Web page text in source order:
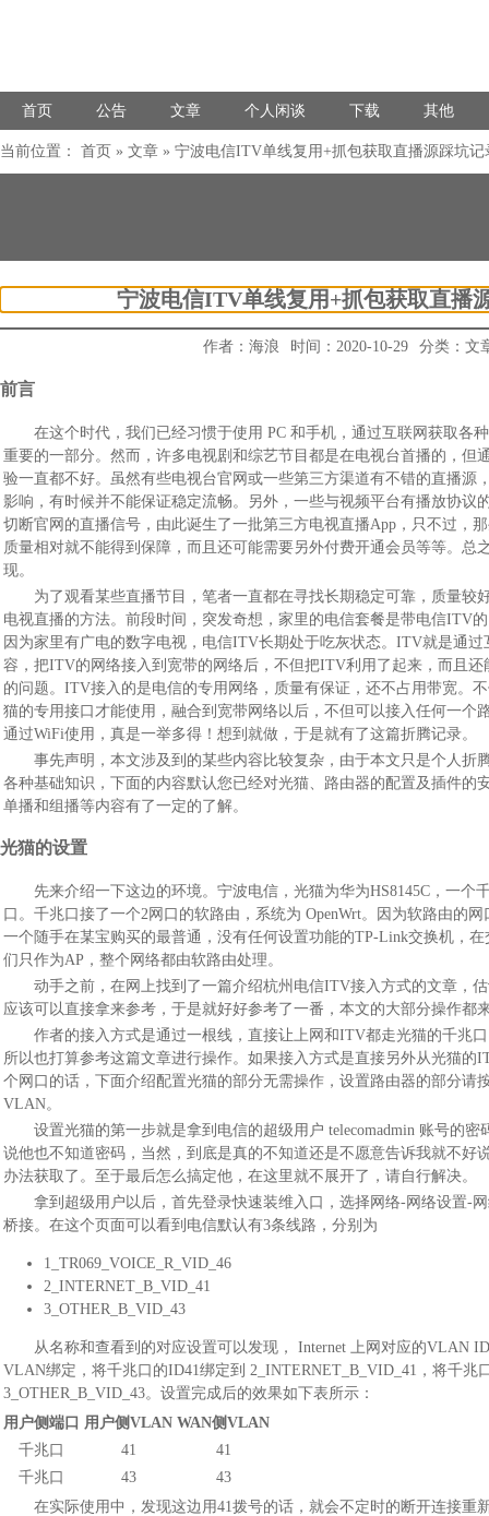
首页 公告 文章 个人闲谈 下载 其他
当前位置： 首页 » 文章 » 宁波电信ITV单线复用+抓包获取直播源踩坑记
宁波电信ITV单线复用+抓包获取直播
作者： 海浪 时间：2020-10-29 分类： 文
前言
在这个时代，我们已经习惯于使用 PC 和手机，通过互联网获取各
重要的一部分。然而，许多电视剧和综艺节目都是在电视台首播的，但
验一直都不好。虽然有些电视台官网或一些第三方渠道有不错的直播源
影响，有时候并不能保证稳定流畅。另外，一些与视频平台有播放协议
切断官网的直播信号，由此诞生了一批第三方电视直播App，只不过，
质量相对就不能得到保障，而且还可能需要另外付费开通会员等等。总
现。
为了观看某些直播节目，笔者一直都在寻找长期稳定可靠，质量较
电视直播的方法。前段时间，突发奇想，家里的电信套餐是带电信ITV
因为家里有广电的数字电视，电信ITV长期处于吃灰状态。ITV就是通
容，把ITV的网络接入到宽带的网络后，不但把ITV利用了起来，而且
的问题。ITV接入的是电信的专用网络，质量有保证，还不占用带宽。
猫的专用接口才能使用，融合到宽带网络以后，不但可以接入任何一个
通过WiFi使用，真是一举多得！想到就做，于是就有了这篇折腾记录。
事先声明，本文涉及到的某些内容比较复杂，由于本文只是个人折
各种基础知识，下面的内容默认您已经对光猫、路由器的配置及插件的
单播和组播等内容有了一定的了解。
光猫的设置
先来介绍一下这边的环境。宁波电信，光猫为华为HS8145C，一个
口。千兆口接了一个2网口的软路由，系统为 OpenWrt。因为软路由的
一个随手在某宝购买的最普通，没有任何设置功能的TP-Link交换机，
们只作为AP，整个网络都由软路由处理。
动手之前，在网上找到了一篇介绍杭州电信ITV接入方式的文章，
应该可以直接拿来参考，于是就好好参考了一番，本文的大部分操作都
作者的接入方式是通过一根线，直接让上网和ITV都走光猫的千兆
所以也打算参考这篇文章进行操作。如果接入方式是直接另外从光猫的
个网口的话，下面介绍配置光猫的部分无需操作，设置路由器的部分请
VLAN。
设置光猫的第一步就是拿到电信的超级用户 telecomadmin 账号的
说他也不知道密码，当然，到底是真的不知道还是不愿意告诉我就不好
办法获取了。至于最后怎么搞定他，在这里就不展开了，请自行解决。
拿到超级用户以后，首先登录快速装维入口，选择网络-网络设置-
桥接。在这个页面可以看到电信默认有3条线路，分别为
1_TR069_VOICE_R_VID_46
2_INTERNET_B_VID_41
3_OTHER_B_VID_43
从名称和查看到的对应设置可以发现， Internet 上网对应的VLAN
VLAN绑定，将千兆口的ID41绑定到 2_INTERNET_B_VID_41，将千兆
3_OTHER_B_VID_43。设置完成后的效果如下表所示：
用户侧端口 用户侧VLAN WAN侧VLAN
千兆口
41
41
千兆口
43
43
在实际使用中，发现这边用41拨号的话，就会不定时的断开连接重